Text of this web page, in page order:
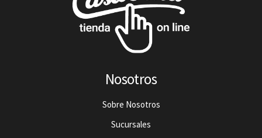
Nosotros
Sobre Nosotros
Sucursales